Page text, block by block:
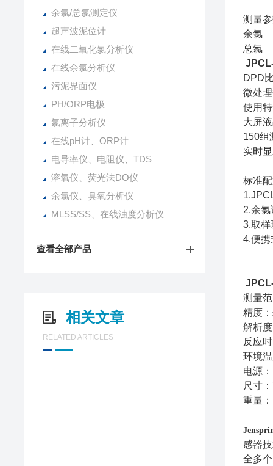
余氯/总氯测定仪
超声波泥位计
在线二氧化氯分析仪
在线余氯分析仪
污泥界面仪
PH/ORP电极
氯离子分析仪
在线pH计、ORP计
电导率仪、电阻仪、TDS
溶氧仪、荧光法DO仪
余氯仪、臭氧分析仪
MLSS/SS、在线浊度分析仪
查看全部产品
相关文章
RELATED ARTICLES
测量
余氯
总氯
DPD
微处
使用
大屏
150组
实时
标准
2.余
3.取样
4.便携
测量
精度
解析
反应
环境
电源
尺寸
重量
感器
全多